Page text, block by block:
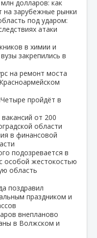
долларов: как
на зарубежные рынки
под ударом:
атаки
в химии и
закрепились в
на ремонт моста
пройдёт в
от 200
области
в финансовой
подозревается в
особой жестокостью
область
поздравил
праздником и
внепланово
в Волжском и